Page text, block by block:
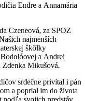
Endre a Annamária
Czeneová, za SPOZ
najmenších
škôlky
a Andrei
Mikušová.
srdečne privítal i pán
a poprial im do života
podľa svojich predstáv